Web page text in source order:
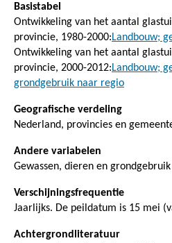
Basistabel
Ontwikkeling van het aantal
provincie, 1980-2000:Landbouw;
Ontwikkeling van het aantal
provincie, 2000-2012:Landbouw;
grondgebruik naar regio
Geografische verdeling
Nederland, provincies en
Andere variabelen
Gewassen, dieren en grondgebruik
Verschijningsfrequentie
Jaarlijks. De peildatum is 15 mei
Achtergrondliteratuur